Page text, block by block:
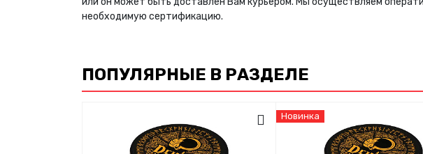
необходимую сертификацию.
ПОПУЛЯРНЫЕ В РАЗДЕЛЕ
Новинка